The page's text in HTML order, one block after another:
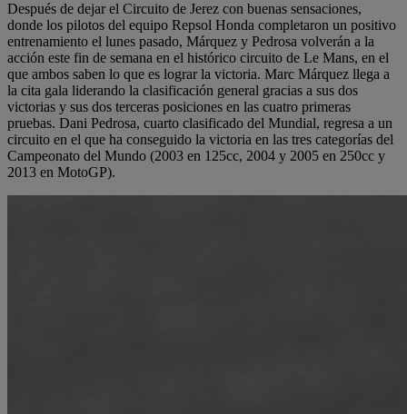
Después de dejar el Circuito de Jerez con buenas sensaciones,
donde los pilotos del equipo Repsol Honda completaron un positivo
entrenamiento el lunes pasado, Márquez y Pedrosa volverán a la
acción este fin de semana en el histórico circuito de Le Mans, en el
que ambos saben lo que es lograr la victoria. Marc Márquez llega a
la cita gala liderando la clasificación general gracias a sus dos
victorias y sus dos terceras posiciones en las cuatro primeras
pruebas. Dani Pedrosa, cuarto clasificado del Mundial, regresa a un
circuito en el que ha conseguido la victoria en las tres categorías del
Campeonato del Mundo (2003 en 125cc, 2004 y 2005 en 250cc y
2013 en MotoGP).